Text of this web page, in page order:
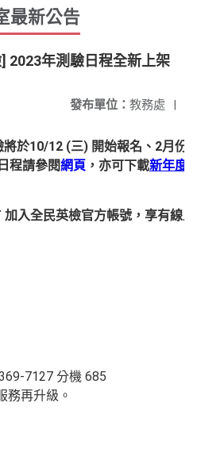
最新公告
2023年測驗日程全新上架
發布單位： 教務處 |
於10/12 (三) 開始報名、2月份
程請參閱網頁 ，亦可下載新年度
加入全民英檢官方帳號，享有線
7127 分機 685
務再升級。